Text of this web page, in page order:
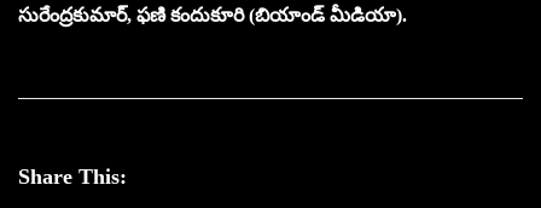
సురేంద్ర‌కుమార్‌, ఫ‌ణి కందుకూరి (బియాండ్ మీడియా).
Share This: